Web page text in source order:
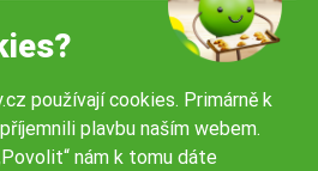
používají cookies. Primárně k
plavbu naším webem.
nám k tomu dáte